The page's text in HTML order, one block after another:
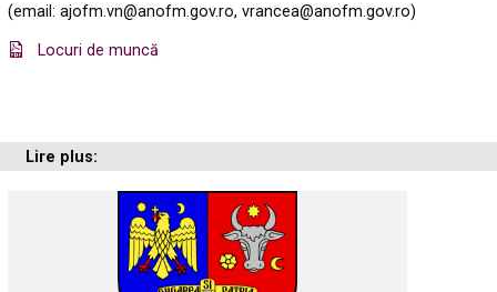
(email: ajofm.vn@anofm.gov.ro, vrancea@anofm.gov.ro)
Locuri de muncă
Lire plus: